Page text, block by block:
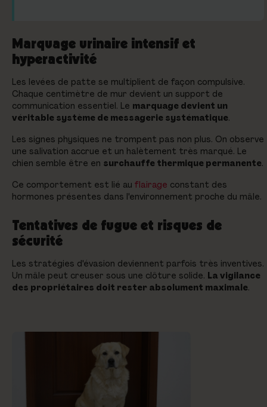
Marquage urinaire intensif et
hyperactivité
Les levées de patte se multiplient de façon compulsive.
Chaque centimètre de mur devient un support de
communication essentiel. Le marquage devient un
véritable système de messagerie systématique.
Les signes physiques ne trompent pas non plus. On observe
une salivation accrue et un halètement très marqué. Le
chien semble être en surchauffe thermique permanente.
Ce comportement est lié au flairage constant des
hormones présentes dans l'environnement proche du mâle.
Tentatives de fugue et risques de
sécurité
Les stratégies d'évasion deviennent parfois très inventives.
Un mâle peut creuser sous une clôture solide. La vigilance
des propriétaires doit rester absolument maximale.